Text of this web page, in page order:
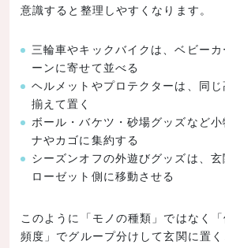
意識すると整理しやすくなります。
三輪車やキックバイクは、ベビー
ーンに寄せて並べる
ヘルメットやプロテクターは、同
揃えて置く
ボール・バケツ・砂場グッズなど
ナやカゴに集約する
シーズンオフの外遊びグッズは、
ローゼット側に移動させる
このように「モノの種類」ではなく
頻度」でグループ分けして玄関に置